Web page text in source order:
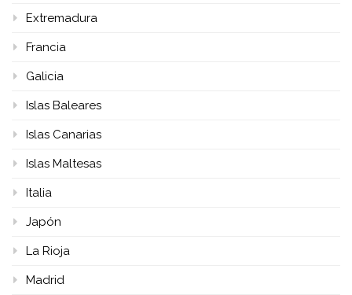
Extremadura
Francia
Galicia
Islas Baleares
Islas Canarias
Islas Maltesas
Italia
Japón
La Rioja
Madrid